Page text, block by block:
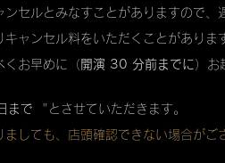
セルとみなすことがありますので、
ャンセル料をいただくことがありま
くお早めに（ 開演 30 分前までに）お
まで "とさせていただきます。
しても、店頭確認できない場合がご